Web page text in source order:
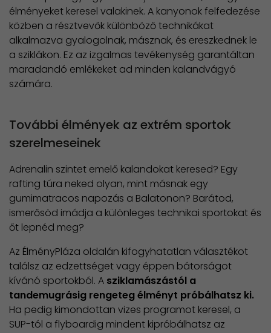
élményeket keresel valakinek. A kanyonok felfedezése
közben a résztvevők különböző technikákat
alkalmazva gyalogolnak, másznak, és ereszkednek le
a sziklákon. Ez az izgalmas tevékenység garantáltan
maradandó emlékeket ad minden kalandvágyó
számára.
További élmények az extrém sportok
szerelmeseinek
Adrenalin szintet emelő kalandokat keresed? Egy
rafting túra neked olyan, mint másnak egy
gumimatracos napozás a Balatonon? Barátod,
ismerősöd imádja a különleges technikai sportokat és
őt lepnéd meg?
Az ÉlményPláza oldalán kifogyhatatlan választékot
találsz az edzettséget vagy éppen bátorságot
kívánó sportokból. A sziklamászástól a
tandemugrásig rengeteg élményt próbálhatsz ki.
Ha pedig kimondottan vizes programot keresel, a
SUP-tól a flyboardig mindent kipróbálhatsz az